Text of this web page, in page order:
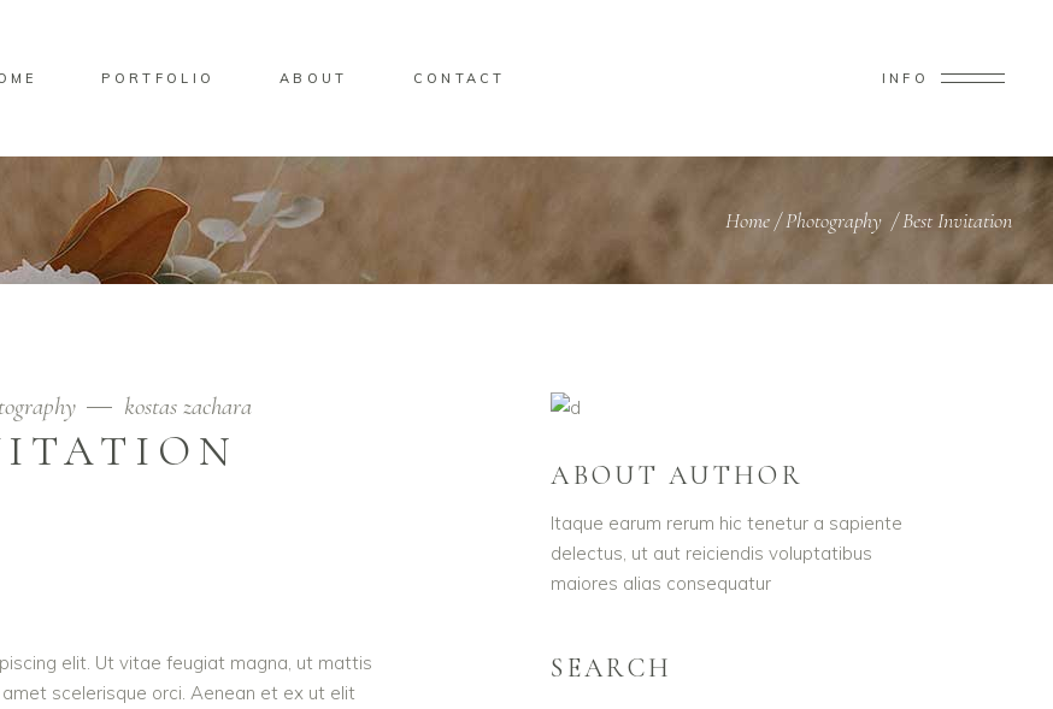
PORTFOLIO ABOUT CONTACT INFO
Home/Photography/Best Invitation
kostas zachara
elit. Ut vitae feugiat magna, ut mattis
scelerisque orci. Aenean et ex ut elit
ABOUT AUTHOR
Itaque earum rerum hic tenetur a sapiente
delectus, ut aut reiciendis voluptatibus
maiores alias consequatur
SEARCH